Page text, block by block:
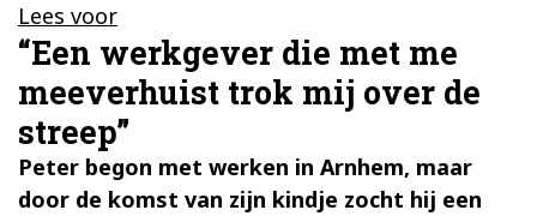
Lees voor
“Een werkgever die met me
meeverhuist trok mij over de
streep”
Peter begon met werken in Arnhem, maar
door de komst van zijn kindje zocht hij een